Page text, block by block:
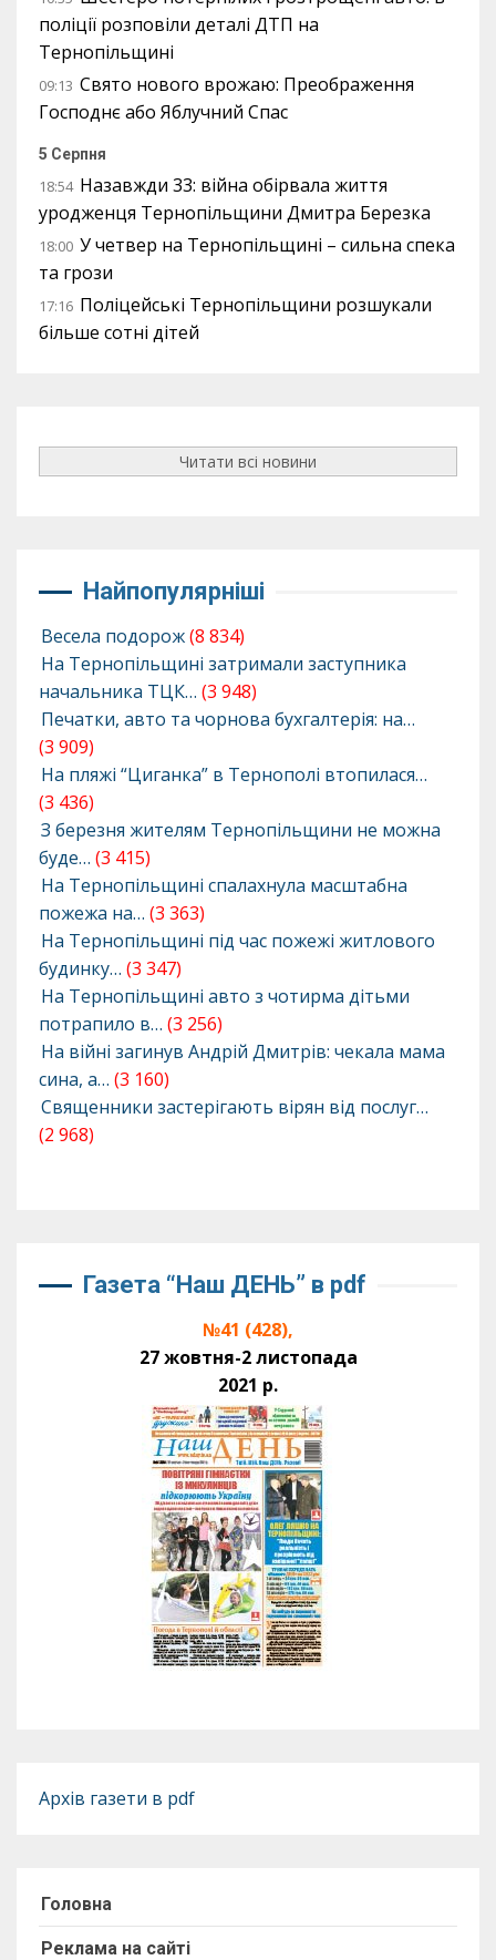
поліції розповіли деталі ДТП на
Тернопільщині
09:13 Свято нового врожаю: Преображення
Господнє або Яблучний Спас
5 Серпня
18:54 Назавжди 33: війна обірвала життя
уродженця Тернопільщини Дмитра Березка
18:00 У четвер на Тернопільщині – сильна спека
та грози
17:16 Поліцейські Тернопільщини розшукали
більше сотні дітей
Читати всі новини
Найпопулярніші
Весела подорож(8 834)
На Тернопільщині затримали заступника
начальника ТЦК… (3 948)
Печатки, авто та чорнова бухгалтерія: на…
(3 909)
На пляжі “Циганка” в Тернополі втопилася…
(3 436)
З березня жителям Тернопільщини не можна
буде… (3 415)
На Тернопільщині спалахнула масштабна
пожежа на… (3 363)
На Тернопільщині під час пожежі житлового
будинку… (3 347)
На Тернопільщині авто з чотирма дітьми
потрапило в… (3 256)
На війні загинув Андрій Дмитрів: чекала мама
сина, а… (3 160)
Священники застерігають вірян від послуг…
(2 968)
Газета “Наш ДЕНЬ” в pdf
№41 (428),
27 жовтня-2 листопада
2021 р.
Архів газети в pdf
Головна
Реклама на сайті